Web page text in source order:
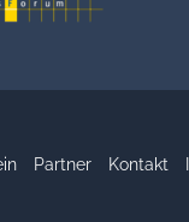
Partner Kontakt